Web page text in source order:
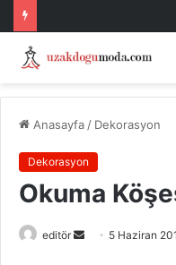
Anasayfa / Dekorasyon
Dekorasyon
Okuma
editör
Bir
5 Haziran